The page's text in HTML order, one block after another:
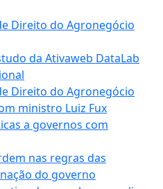
Direito do Agronegócio
da Ativaweb DataLab
Direito do Agronegócio
ministro Luiz Fux
a governos com
nas regras das
do governo